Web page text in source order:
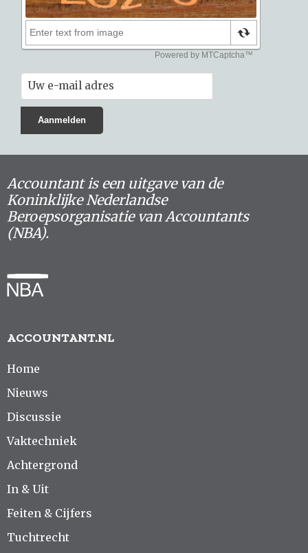
Accountant is een uitgave van de
Koninklijke Nederlandse
Beroepsorganisatie van Accountants
(NBA).
ACCOUNTANT.NL
Home
Nieuws
Discussie
Vaktechniek
Achtergrond
In & Uit
Feiten & Cijfers
Tuchtrecht